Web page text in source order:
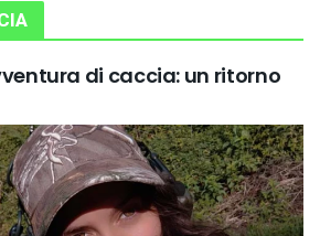
di caccia: un ritorno